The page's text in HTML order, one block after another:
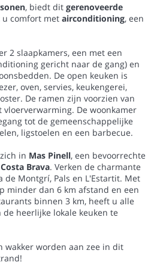
, biedt dit gerenoveerde
u comfort met airconditioning, een
2 slaapkamers, een met een
gericht naar de gang) en
De open keuken is
oven, servies, keukengerei,
De ramen zijn voorzien van
De woonkamer
tot de gemeenschappelijke
ligstoelen en een barbecue.
in Mas Pinell, een bevoorrechte
Brava. Verken de charmante
de Montgrí, Pals en L'Estartit. Met
minder dan 6 km afstand en een
binnen 3 km, heeft u alle
heerlijke lokale keuken te
wakker worden aan zee in dit